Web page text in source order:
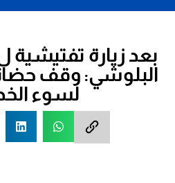
البلوشي: وقف
لسوء